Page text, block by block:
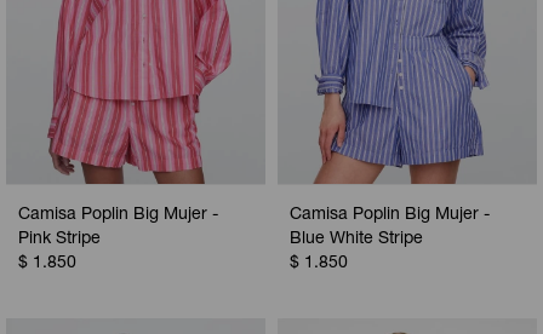
Camisa Poplin Big Mujer -
Pink Stripe
$ 1.850
Camisa Poplin Big Mujer -
Blue White Stripe
$ 1.850